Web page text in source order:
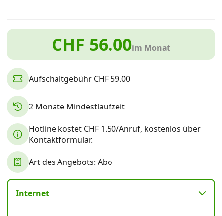
Aktionen
News
Forum
Über uns
Datenschutz·AGB·Impressum
CHF 56.00im Monat
Aufschaltgebühr CHF 59.00
2 Monate Mindestlaufzeit
Hotline kostet CHF 1.50/Anruf, kostenlos über
Kontaktformular.
Art des Angebots: Abo
Internet